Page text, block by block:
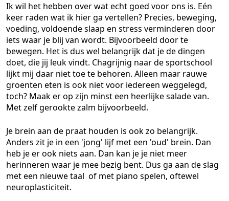
Ik wil het hebben over wat echt goed voor ons is. Eén
keer raden wat ik hier ga vertellen? Precies, beweging,
voeding, voldoende slaap en stress verminderen door
iets waar je blij van wordt. Bijvoorbeeld door te
bewegen. Het is dus wel belangrijk dat je de dingen
doet, die jij leuk vindt. Chagrijnig naar de sportschool
lijkt mij daar niet toe te behoren. Alleen maar rauwe
groenten eten is ook niet voor iedereen weggelegd,
toch? Maak er op zijn minst een heerlijke salade van.
Met zelf gerookte zalm bijvoorbeeld.
Je brein aan de praat houden is ook zo belangrijk.
Anders zit je in een 'jong' lijf met een 'oud' brein. Dan
heb je er ook niets aan. Dan kan je je niet meer
herinneren waar je mee bezig bent. Dus ga aan de slag
met een nieuwe taal of met piano spelen, oftewel
neuroplasticiteit.